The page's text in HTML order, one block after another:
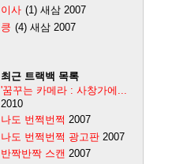
이사 (1) 새삼 2007
킁 (4) 새삼 2007
최근 트랙백 목록
'꿈꾸는 카메라 : 사창가에...
2010
나도 번쩍번쩍 2007
나도 번쩍번쩍 광고판 2007
반짝반짝 스캔 2007